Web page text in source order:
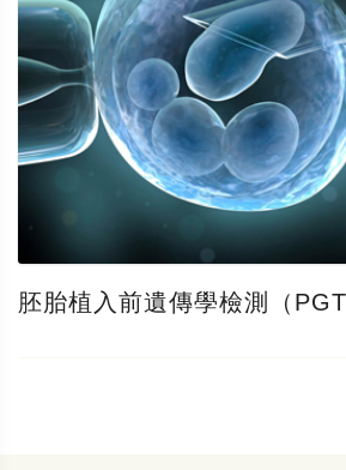
胚胎植入前遺傳學檢測（PGT